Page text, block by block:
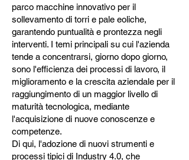
parco macchine innovativo per il
sollevamento di torri e pale eoliche,
garantendo puntualità e prontezza negli
interventi. I temi principali su cui l'azienda
tende a concentrarsi, giorno dopo giorno,
sono l'efficienza dei processi di lavoro, il
miglioramento e la crescita aziendale per il
raggiungimento di un maggior livello di
maturità tecnologica, mediante
l'acquisizione di nuove conoscenze e
competenze.
Di qui, l'adozione di nuovi strumenti e
processi tipici di Industry 4.0, che